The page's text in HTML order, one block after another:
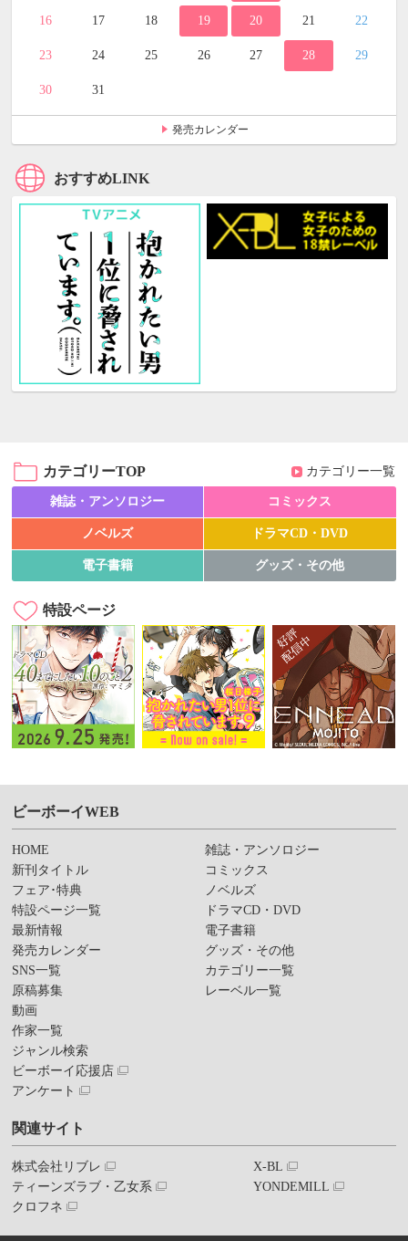
16 17 18 19 20 21 22
23 24 25 26 27 28 29
30 31
発売カレンダー
おすすめLINK
カテゴリーTOP カテゴリー一覧
雑誌・アンソロジー コミックス
ノベルズ ドラマCD・DVD
電子書籍 グッズ・その他
特設ページ
ビーボーイWEB
HOME
新刊タイトル
フェア･特典
特設ページ一覧
最新情報
発売カレンダー
SNS一覧
原稿募集
動画
作家一覧
ジャンル検索
ビーボーイ応援店
アンケート
雑誌・アンソロジー
コミックス
ノベルズ
ドラマCD・DVD
電子書籍
グッズ・その他
カテゴリー一覧
レーベル一覧
関連サイト
株式会社リブレ
ティーンズラブ・乙女系
クロフネ
X-BL
YONDEMILL